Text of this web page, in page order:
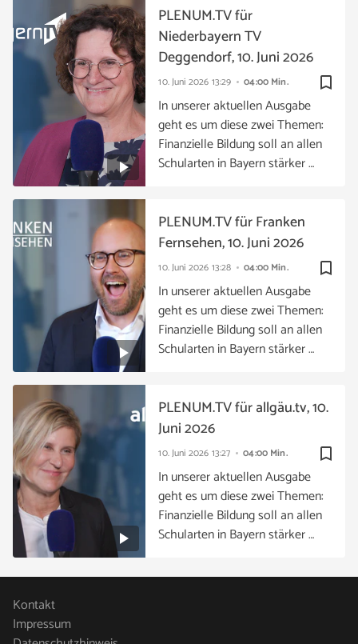
bookmark_border
10. Juni 2026 13:29 04:00 Min.
PLENUM.TV für
Niederbayern TV
Deggendorf, 10. Juni 2026
In unserer aktuellen Ausgabe
geht es um diese zwei Themen:
Finanzielle Bildung soll an allen
Schularten in Bayern stärker …
bookmark_border
10. Juni 2026 13:28 04:00 Min.
PLENUM.TV für Franken
Fernsehen, 10. Juni 2026
In unserer aktuellen Ausgabe
geht es um diese zwei Themen:
Finanzielle Bildung soll an allen
Schularten in Bayern stärker …
bookmark_border
10. Juni 2026 13:27 04:00 Min.
PLENUM.TV für allgäu.tv, 10.
Juni 2026
In unserer aktuellen Ausgabe
geht es um diese zwei Themen:
Finanzielle Bildung soll an allen
Schularten in Bayern stärker …
Kontakt
Impressum